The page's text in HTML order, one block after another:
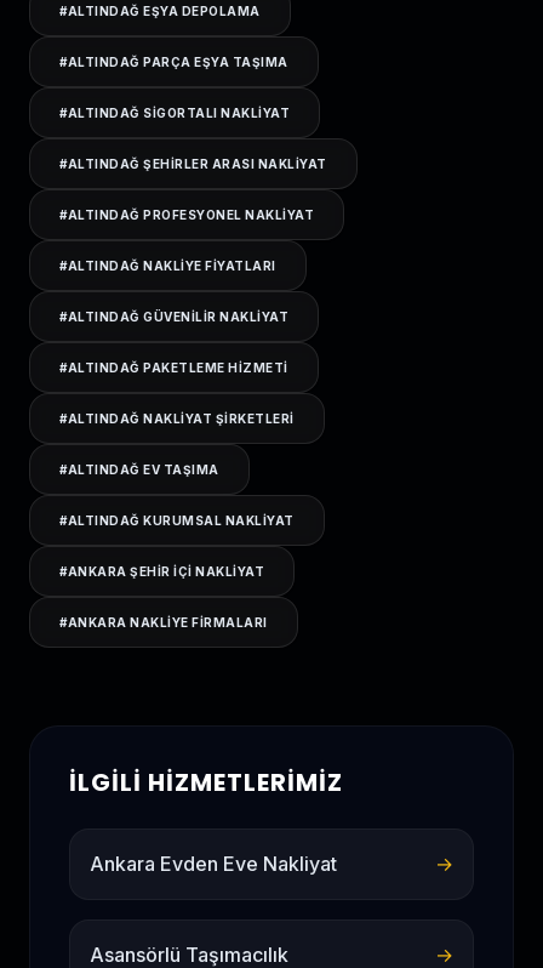
#ALTINDAĞ EŞYA DEPOLAMA
#ALTINDAĞ PARÇA EŞYA TAŞIMA
#ALTINDAĞ SIGORTALI NAKLIYAT
#ALTINDAĞ ŞEHIRLER ARASI NAKLIYAT
#ALTINDAĞ PROFESYONEL NAKLIYAT
#ALTINDAĞ NAKLIYE FIYATLARI
#ALTINDAĞ GÜVENILIR NAKLIYAT
#ALTINDAĞ PAKETLEME HIZMETI
#ALTINDAĞ NAKLIYAT ŞIRKETLERI
#ALTINDAĞ EV TAŞIMA
#ALTINDAĞ KURUMSAL NAKLIYAT
#ANKARA ŞEHIR IÇI NAKLIYAT
#ANKARA NAKLIYE FIRMALARI
İLGILI HIZMETLERIMIZ
Ankara Evden Eve Nakliyat →
Asansörlü Taşımacılık →